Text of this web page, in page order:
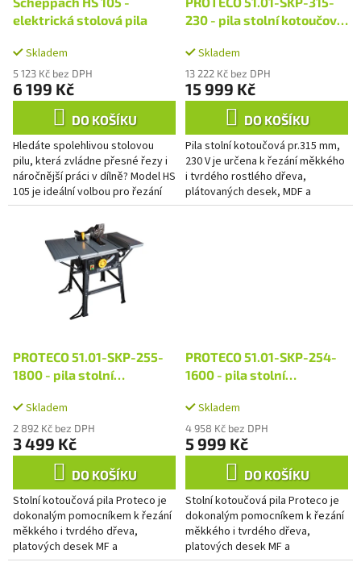
u
t
ů
elektrická stolová pila
Skladem
5 123 Kč bez DPH
6 199 Kč
DO KOŠÍKU
Hledáte spolehlivou stolovou
pilu, která zvládne přesné řezy i
náročnější práci v dílně? Model HS
105 je ideální volbou pro řezání
trámků, profilovaných desek i
běžné podélné a...
R
M
230 - pila stolní kotoučová
Skladem
13 222 Kč bez DPH
15 999 Kč
DO KOŠÍKU
Pila stolní kotoučová pr.315 mm,
230 V je určena k řezání měkkého
i tvrdého rostlého dřeva,
plátovaných desek, MDF a
dřevoštěpkových desek,
PROTECO 51.01-SKP-255-
1800 - pila stolní
Skladem
2 892 Kč bez DPH
3 499 Kč
DO KOŠÍKU
Stolní kotoučová pila Proteco je
dokonalým pomocníkem k řezání
měkkého i tvrdého dřeva,
platových desek MF a
dřevoštěpkových desek,
PROTECO 51.01-SKP-254-
1600 - pila stolní
Skladem
4 958 Kč bez DPH
5 999 Kč
DO KOŠÍKU
Stolní kotoučová pila Proteco je
dokonalým pomocníkem k řezání
měkkého i tvrdého dřeva,
platových desek MF a
dřevoštěpkových desek,